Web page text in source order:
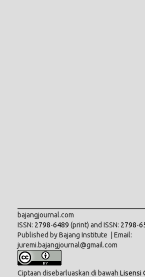
bajangjournal.com
ISSN: 2798-6489 (print) and ISSN: 2798-
Published by Bajang Institute | Email:
juremi.bajangjournal@gmail.com
Ciptaan disebarluaskan di bawah Lisensi